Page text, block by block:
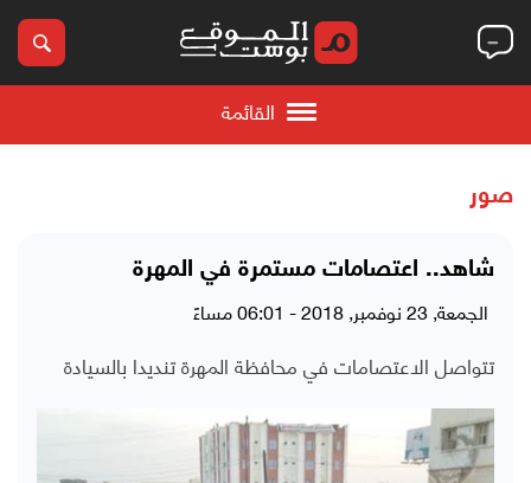
القائمة
صور
شاهد.. اعتصامات مستمرة في المهرة
الجمعة, 23 نوفمبر, 2018 - 06:01 مساءً
تتواصل الاعتصامات في محافظة المهرة تنديدا بالسيادة